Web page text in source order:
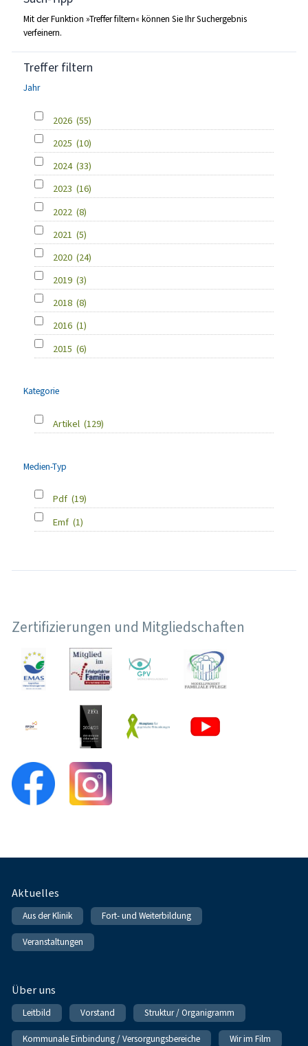
Mit der Funktion »Treffer filtern« können Sie Ihr Suchergebnis
verfeinern.
Treffer filtern
Jahr
2026 (55)
2025 (10)
2024 (33)
2023 (16)
2022 (8)
2021 (5)
2020 (24)
2019 (3)
2018 (8)
2016 (1)
2015 (6)
Kategorie
Artikel (129)
Medien-Typ
Pdf (19)
Emf (1)
Zertifizierungen und Mitgliedschaften
Fußnavigation
Aktuelles
Aus der Klinik Fort- und Weiterbildung
Veranstaltungen
Über uns
Leitbild Vorstand Struktur / Organigramm
Kommunale Einbindung / Versorgungsbereiche Wir im Film